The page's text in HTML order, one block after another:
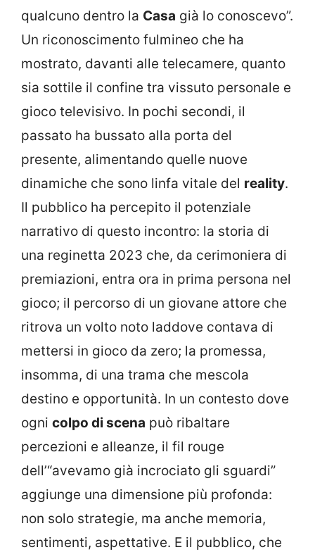
qualcuno dentro la Casa già lo conoscevo”.
Un riconoscimento fulmineo che ha
mostrato, davanti alle telecamere, quanto
sia sottile il confine tra vissuto personale e
gioco televisivo. In pochi secondi, il
passato ha bussato alla porta del
presente, alimentando quelle nuove
dinamiche che sono linfa vitale del reality.
Il pubblico ha percepito il potenziale
narrativo di questo incontro: la storia di
una reginetta 2023 che, da cerimoniera di
premiazioni, entra ora in prima persona nel
gioco; il percorso di un giovane attore che
ritrova un volto noto laddove contava di
mettersi in gioco da zero; la promessa,
insomma, di una trama che mescola
destino e opportunità. In un contesto dove
ogni colpo di scena può ribaltare
percezioni e alleanze, il fil rouge
dell’“avevamo già incrociato gli sguardi”
aggiunge una dimensione più profonda:
non solo strategie, ma anche memoria,
sentimenti, aspettative. E il pubblico, che